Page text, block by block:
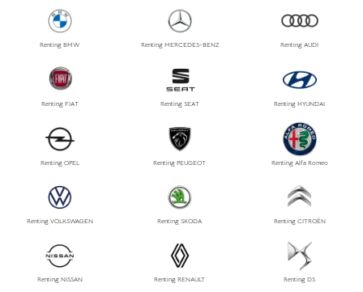
Renting BMW Renting MERCEDES-BENZ Renting AUDI
Renting FIAT Renting SEAT Renting HYUNDAI
Renting OPEL Renting PEUGEOT Renting Alfa Romeo
Renting VOLKSWAGEN Renting SKODA Renting CITROËN
Renting NISSAN Renting RENAULT Renting DS